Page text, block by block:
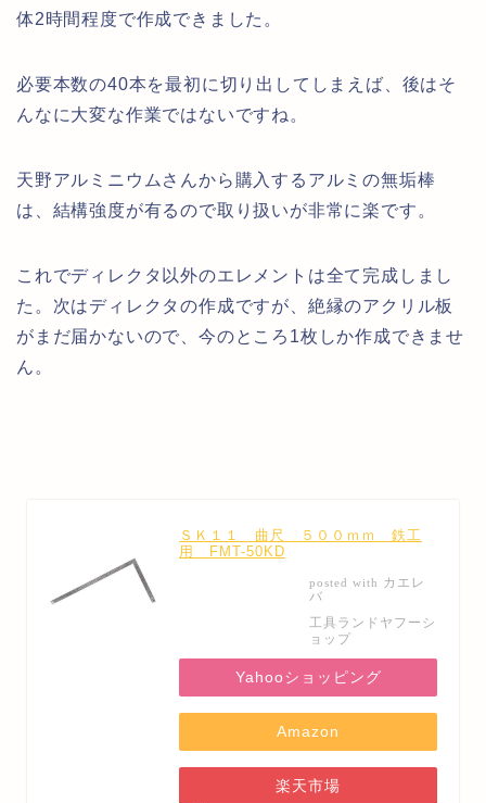
体2時間程度で作成できました。
必要本数の40本を最初に切り出してしまえば、後はそ
んなに大変な作業ではないですね。
天野アルミニウムさんから購入するアルミの無垢棒
は、結構強度が有るので取り扱いが非常に楽です。
これでディレクタ以外のエレメントは全て完成しまし
た。次はディレクタの作成ですが、絶縁のアクリル板
がまだ届かないので、今のところ1枚しか作成できませ
ん。
ＳＫ１１ 曲尺 ５００ｍｍ 鉄工
用 FMT-50KD
posted with カエレ
バ
工具ランドヤフーシ
ョップ
Yahooショッピング
Amazon
楽天市場